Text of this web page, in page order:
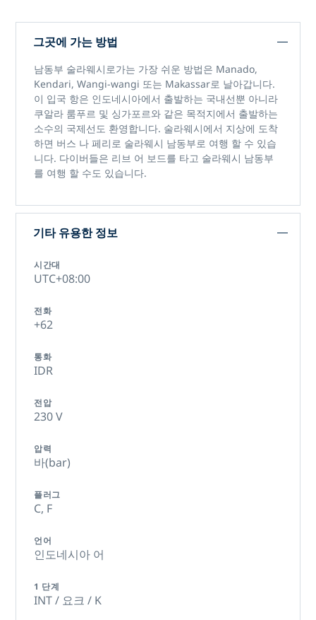
그곳에 가는 방법
남동부 술라웨시로가는 가장 쉬운 방법은 Manado,
Kendari, Wangi-wangi 또는 Makassar로 날아갑니다.
이 입국 항은 인도네시아에서 출발하는 국내선뿐 아니라
쿠알라 룸푸르 및 싱가포르와 같은 목적지에서 출발하는
소수의 국제선도 환영합니다. 술라웨시에서 지상에 도착
하면 버스 나 페리로 술라웨시 남동부로 여행 할 수 있습
니다. 다이버들은 리브 어 보드를 타고 술라웨시 남동부
를 여행 할 수도 있습니다.
기타 유용한 정보
시간대
UTC+08:00
전화
+62
통화
IDR
전압
230 V
압력
바(bar)
플러그
C, F
언어
인도네시아 어
1 단계
INT / 요크 / K